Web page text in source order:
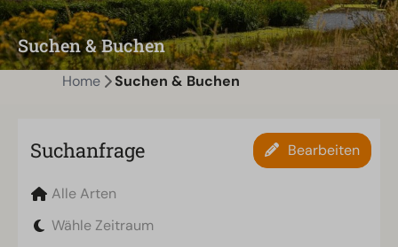
Suchen & Buchen
Home Suchen & Buchen
Suchanfrage Bearbeiten
Alle Arten
Wähle Zeitraum